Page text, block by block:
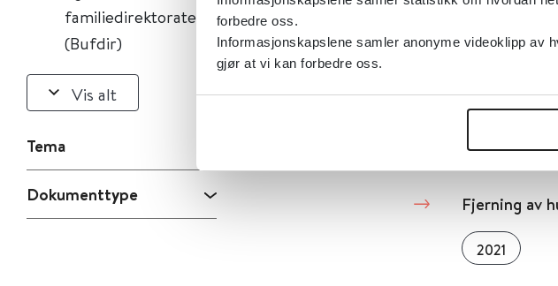
forbedre oss.
Informasjonskapslene samler anonyme videoklipp av
gjør at vi kan forbedre oss.
familiedirektoratet
(Bufdir)
Vis alt
Tema
Dokumenttype
Fjerning av
2021
Fjerning av
2021